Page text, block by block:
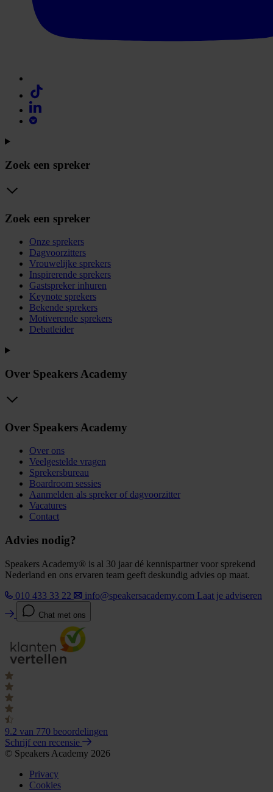
Zoek een spreker
Zoek een spreker
Onze sprekers
Dagvoorzitters
Vrouwelijke sprekers
Inspirerende sprekers
Gastspreker inhuren
Keynote sprekers
Bekende sprekers
Motiverende sprekers
Debatleider
Over Speakers Academy
Over Speakers Academy
Over ons
Veelgestelde vragen
Sprekersbureau
Boardroom sessies
Aanmelden als spreker of dagvoorzitter
Vacatures
Contact
Advies nodig?
Speakers Academy® is al 30 jaar dé kennispartner voor sprekend
Nederland en ons ervaren team geeft deskundig advies op maat.
010 433 33 22
info@speakersacademy.com Laat je adviseren
Chat met ons
9.2 van 770 beoordelingen
Schrijf een recensie
© Speakers Academy 2026
Privacy
Cookies